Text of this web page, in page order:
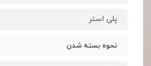
پلی استر
نحوه بسته شدن